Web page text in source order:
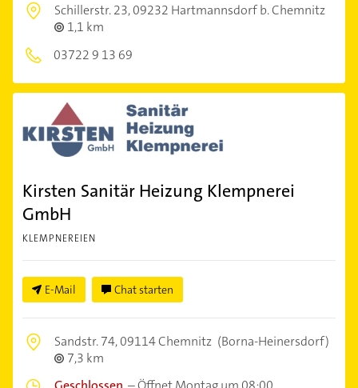
Schillerstr. 23,09232 Hartmannsdorf b. Chemnitz
1,1 km
03722 9 13 69
Kirsten Sanitär Heizung Klempnerei
GmbH
KLEMPNEREIEN
E-Mail Chat starten
Sandstr. 74,09114 Chemnitz (Borna-Heinersdorf)
7,3 km